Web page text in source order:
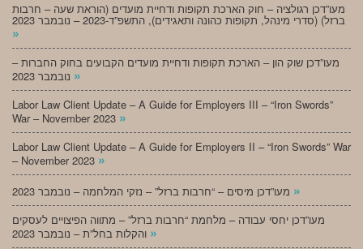
מעו”דכן רגולציה – חוק הארכת תקופות ודחיית מועדים (הוראת שעה – חרבות
ברזל) (סדרי מינהל, תקופות כהונה ותאגידים), התשפ”ד-2023 – נובמבר 2023
»
מעו”דכן שוק הון – הארכת תקופות ודחיית מועדים הקבועים בחוק החברות –
»
Labor Law Client Update – A Guide for Employers III – “Iron Swords”
War – November 2023 »
Labor Law Client Update – A Guide for Employers II – “Iron Swords” War
– November 2023 »
»
מעו”דכן יחסי עבודה – מלחמת “חרבות ברזל” – מתווה הפיצויים לעסקים
»